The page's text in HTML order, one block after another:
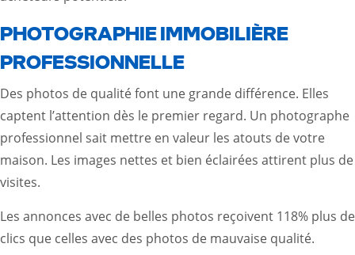
PHOTOGRAPHIE IMMOBILIÈRE
PROFESSIONNELLE
Des photos de qualité font une grande différence. Elles
captent l’attention dès le premier regard. Un photographe
professionnel sait mettre en valeur les atouts de votre
maison. Les images nettes et bien éclairées attirent plus de
visites.
Les annonces avec de belles photos reçoivent 118% plus de
clics que celles avec des photos de mauvaise qualité.